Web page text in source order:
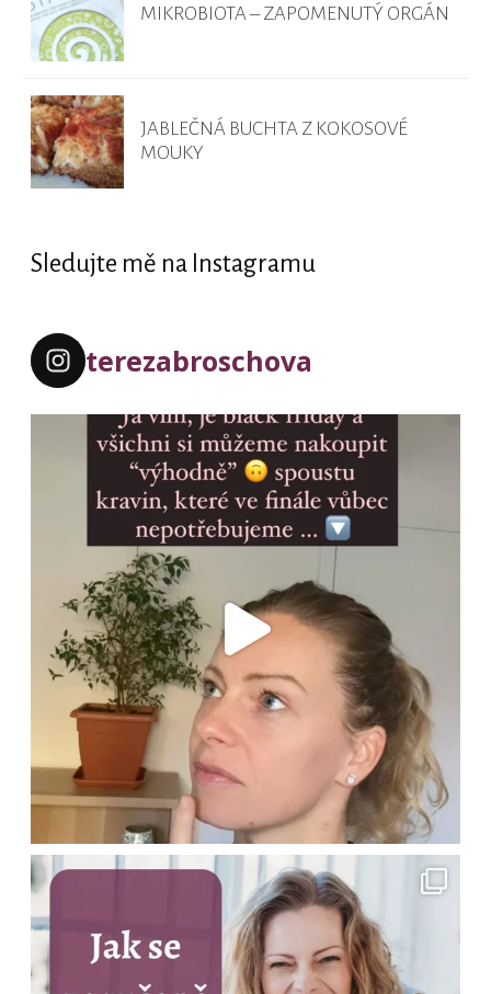
MIKROBIOTA – ZAPOMENUTÝ ORGÁN
JABLEČNÁ BUCHTA Z KOKOSOVÉ
MOUKY
Sledujte mě na Instagramu
terezabroschova